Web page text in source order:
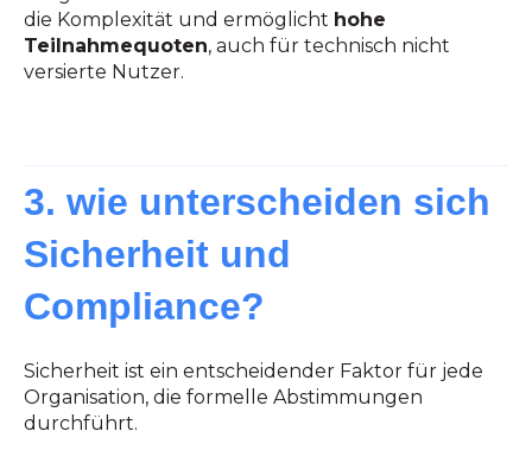
die Komplexität und ermöglicht hohe
Teilnahmequoten, auch für technisch nicht
versierte Nutzer.
3. wie unterscheiden sich
Sicherheit und
Compliance?
Sicherheit ist ein entscheidender Faktor für jede
Organisation, die formelle Abstimmungen
durchführt.